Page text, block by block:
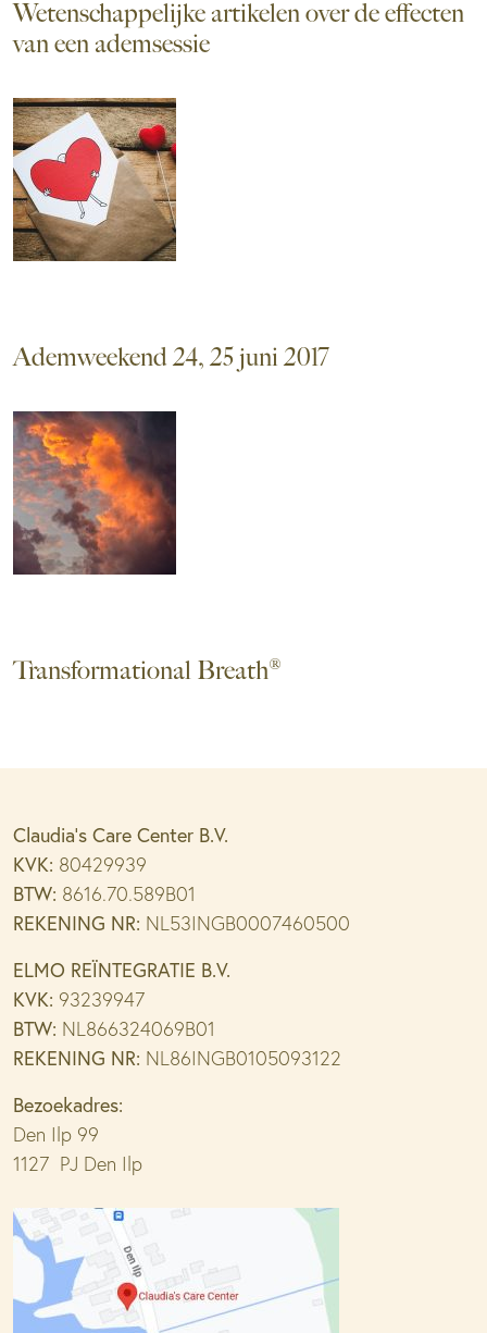
Wetenschappelijke artikelen over de effecten
van een ademsessie
Ademweekend 24, 25 juni 2017
Transformational Breath®
Claudia’s Care Center B.V.
KVK: 80429939
BTW: 8616.70.589B01
REKENING NR: NL53INGB0007460500
ELMO REÏNTEGRATIE B.V.
KVK: 93239947
BTW: NL866324069B01
REKENING NR: NL86INGB0105093122
Bezoekadres:
Den Ilp 99
1127 PJ Den Ilp